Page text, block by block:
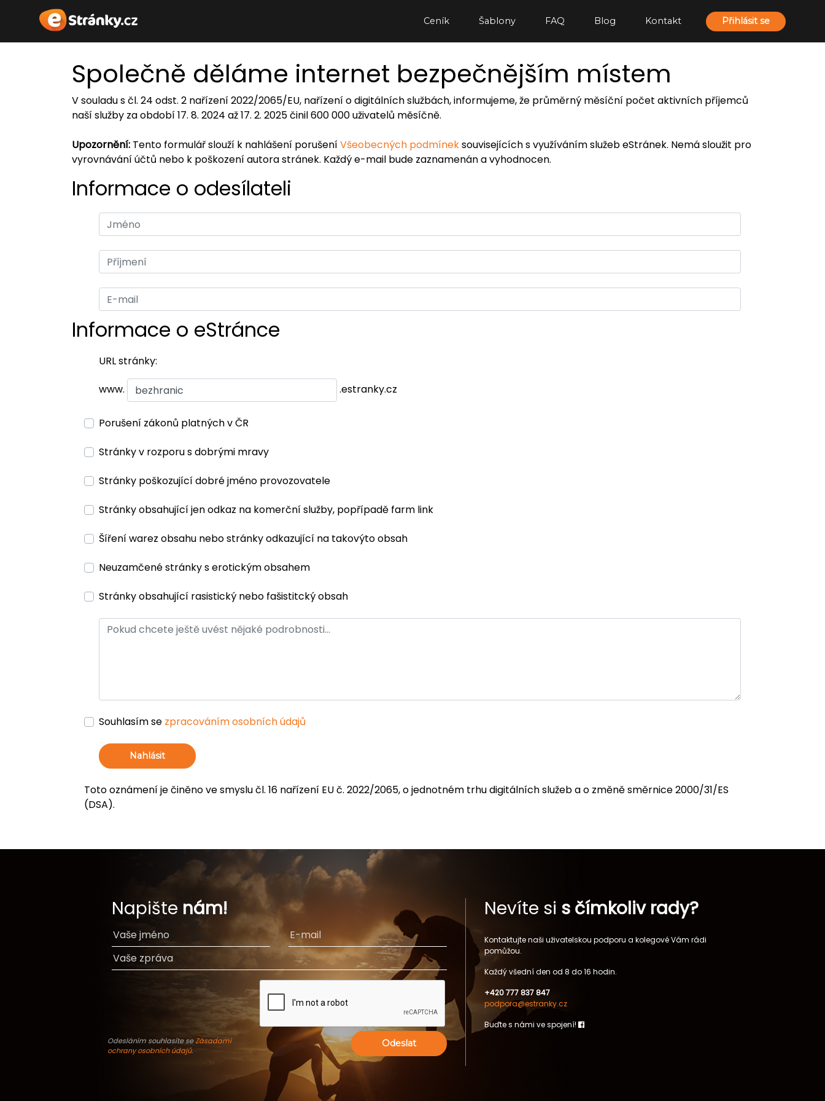
Ceník Šablony FAQ Blog Kontakt Přihlásit se
Společně děláme internet bezpečnějším místem
V souladu s čl. 24 odst. 2 nařízení 2022/2065/EU, nařízení o digitálních službách, informujeme, že průměrný měsíční počet aktivních příjemců
naší služby za období 17. 8. 2024 až 17. 2. 2025 činil 600 000 uživatelů měsíčně.
Upozornění: Tento formulář slouží k nahlášení porušeníVšeobecných podmíneksouvisejících s využíváním služeb eStránek. Nemá sloužit pro
vyrovnávání účtů nebo k poškození autora stránek. Každý e-mail bude zaznamenán a vyhodnocen.
Informace o odesílateli
Informace o eStránce
URL stránky:
www. .estranky.cz
Porušení zákonů platných v ČR
Stránky v rozporu s dobrými mravy
Stránky poškozující dobré jméno provozovatele
Stránky obsahující jen odkaz na komerční služby, popřípadě farm link
Šíření warez obsahu nebo stránky odkazující na takovýto obsah
Neuzamčené stránky s erotickým obsahem
Stránky obsahující rasistický nebo fašistitcký obsah
Souhlasím se zpracováním osobních údajů
Nahlásit
Toto oznámení je činěno ve smyslu čl. 16 nařízení EU č. 2022/2065, o jednotném trhu digitálních služeb a o změně směrnice 2000/31/ES
(DSA).
Napište nám!
Odesláním souhlasíte seZásadami
ochrany osobních údajů.
Odeslat
Nevíte si s čímkoliv rady?
Kontaktujte naši uživatelskou podporu a kolegové Vám rádi
pomůžou.
Každý všední den od 8 do 16 hodin.
+420 777 837 847
podpora@estranky.cz
Buďte s námi ve spojení!